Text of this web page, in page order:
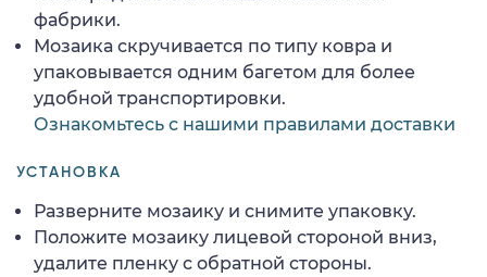
фабрики.
Мозаика скручивается по типу ковра и
упаковывается одним багетом для более
удобной транспортировки.
Ознакомьтесь с нашими правилами доставки
УСТАНОВКА
Разверните мозаику и снимите упаковку.
Положите мозаику лицевой стороной вниз,
удалите пленку с обратной стороны.